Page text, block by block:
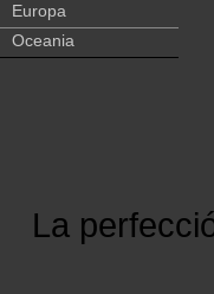
Europa
Oceania
La